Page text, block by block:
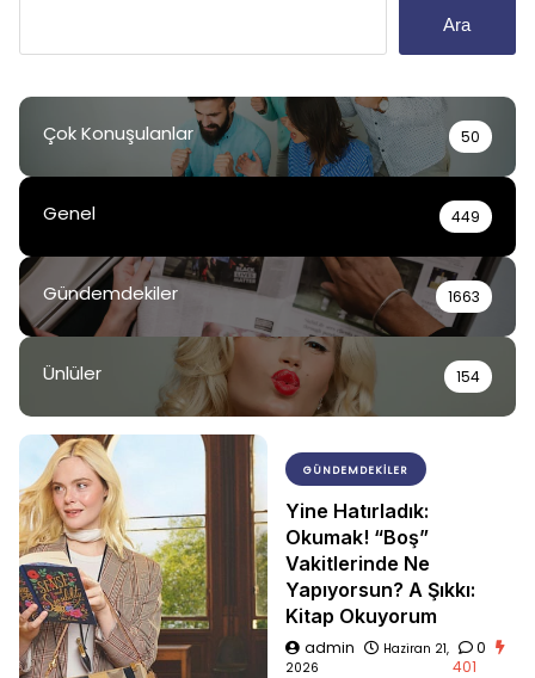
Ara
Çok Konuşulanlar 50
Genel 449
Gündemdekiler 1663
Ünlüler 154
GÜNDEMDEKILER
Yine Hatırladık:
Okumak! “Boş”
Vakitlerinde Ne
Yapıyorsun? A Şıkkı:
Kitap Okuyorum
admin
Haziran 21,
2026
0
401